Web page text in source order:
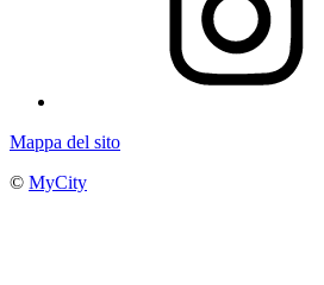
Mappa del sito
© MyCity